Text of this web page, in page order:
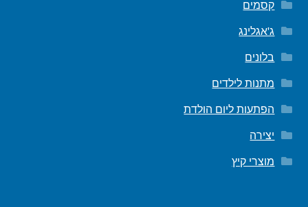
קסמים
ג'אגלינג
בלונים
מתנות לילדים
הפתעות ליום הולדת
יצירה
מוצרי קיץ